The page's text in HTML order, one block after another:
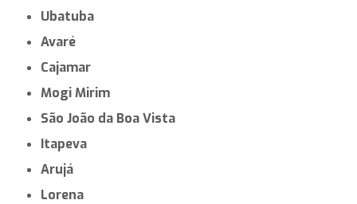
Ubatuba
Avaré
Cajamar
Mogi Mirim
São João da Boa Vista
Itapeva
Arujá
Lorena